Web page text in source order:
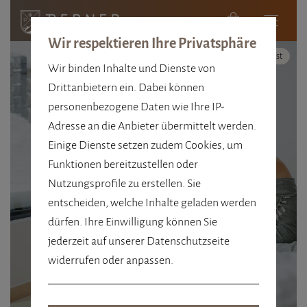
Hoher Kontrast
DAS PERNER
ALPENSPA
Wir respektieren Ihre Privatsphäre
Wir binden Inhalte und Dienste von
Drittanbietern ein. Dabei können
personenbezogene Daten wie Ihre IP-
Adresse an die Anbieter übermittelt werden.
Einige Dienste setzen zudem Cookies, um
Funktionen bereitzustellen oder
Nutzungsprofile zu erstellen. Sie
entscheiden, welche Inhalte geladen werden
dürfen. Ihre Einwilligung können Sie
jederzeit auf unserer Datenschutzseite
widerrufen oder anpassen.